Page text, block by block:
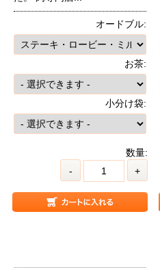
オードブル:
お茶:
小分け袋:
数量:
-
+